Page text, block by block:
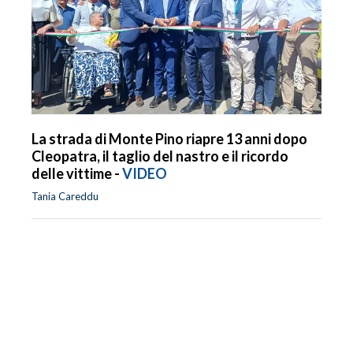
La strada di Monte Pino riapre 13 anni dopo
Cleopatra, il taglio del nastro e il ricordo
delle vittime -VIDEO
Tania Careddu